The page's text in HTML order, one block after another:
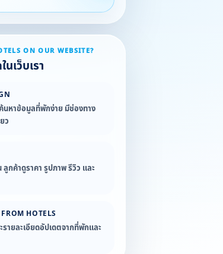
ON OUR WEBSITE?
เว็บเรา
นหาข้อมูลที่พักง่าย มีช่องทาง
ว
กค้าดูราคา รูปภาพ รีวิว และ
HOTELS
ายละเอียดอัปเดตจากที่พักและ